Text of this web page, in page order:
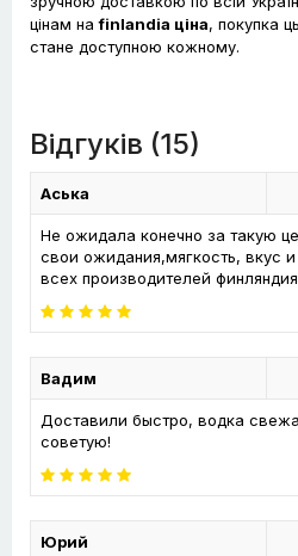
цінам наfinlandia ціна, покупка
стане доступною кожному.
Відгуків (15)
Аська
Не ожидала конечно за такую
свои ожидания,мягкость, вкус
всех производителей финляндия
Вадим
Доставили быстро, водка
советую!
Юрий